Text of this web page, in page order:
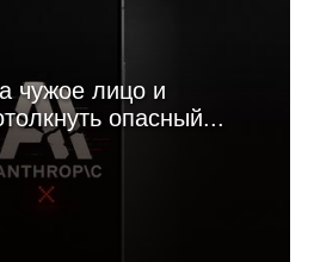
чужое лицо и
опасный...